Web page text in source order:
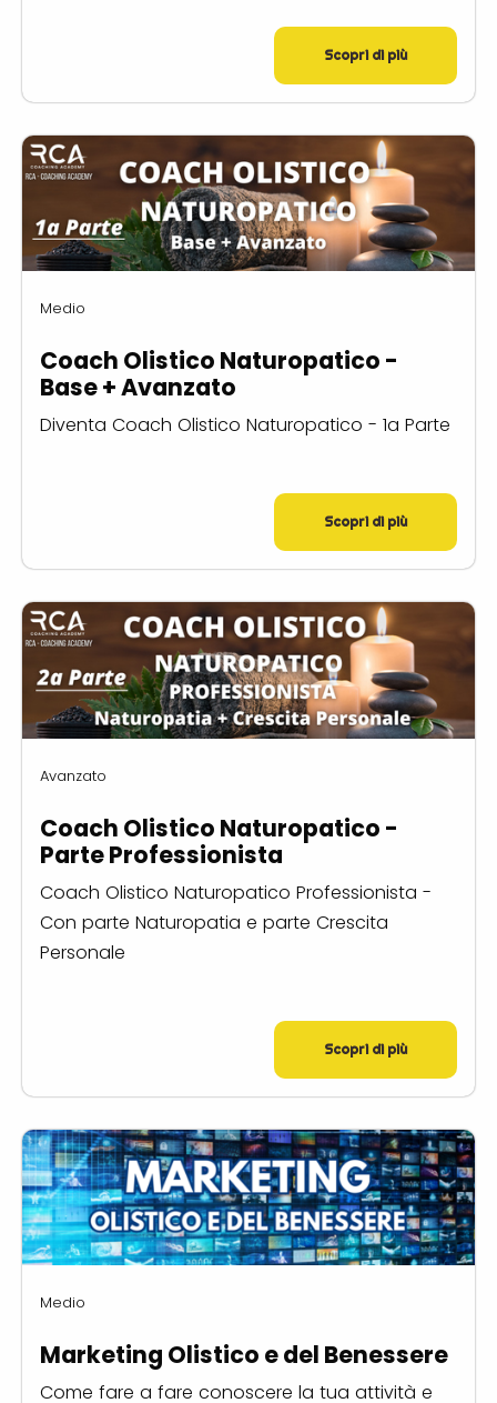
Scopri di più
Medio
Coach Olistico Naturopatico -
Base + Avanzato
Diventa Coach Olistico Naturopatico - 1a Parte
Scopri di più
Avanzato
Coach Olistico Naturopatico -
Parte Professionista
Coach Olistico Naturopatico Professionista -
Con parte Naturopatia e parte Crescita
Personale
Scopri di più
Medio
Marketing Olistico e del Benessere
Come fare a fare conoscere la tua attività e